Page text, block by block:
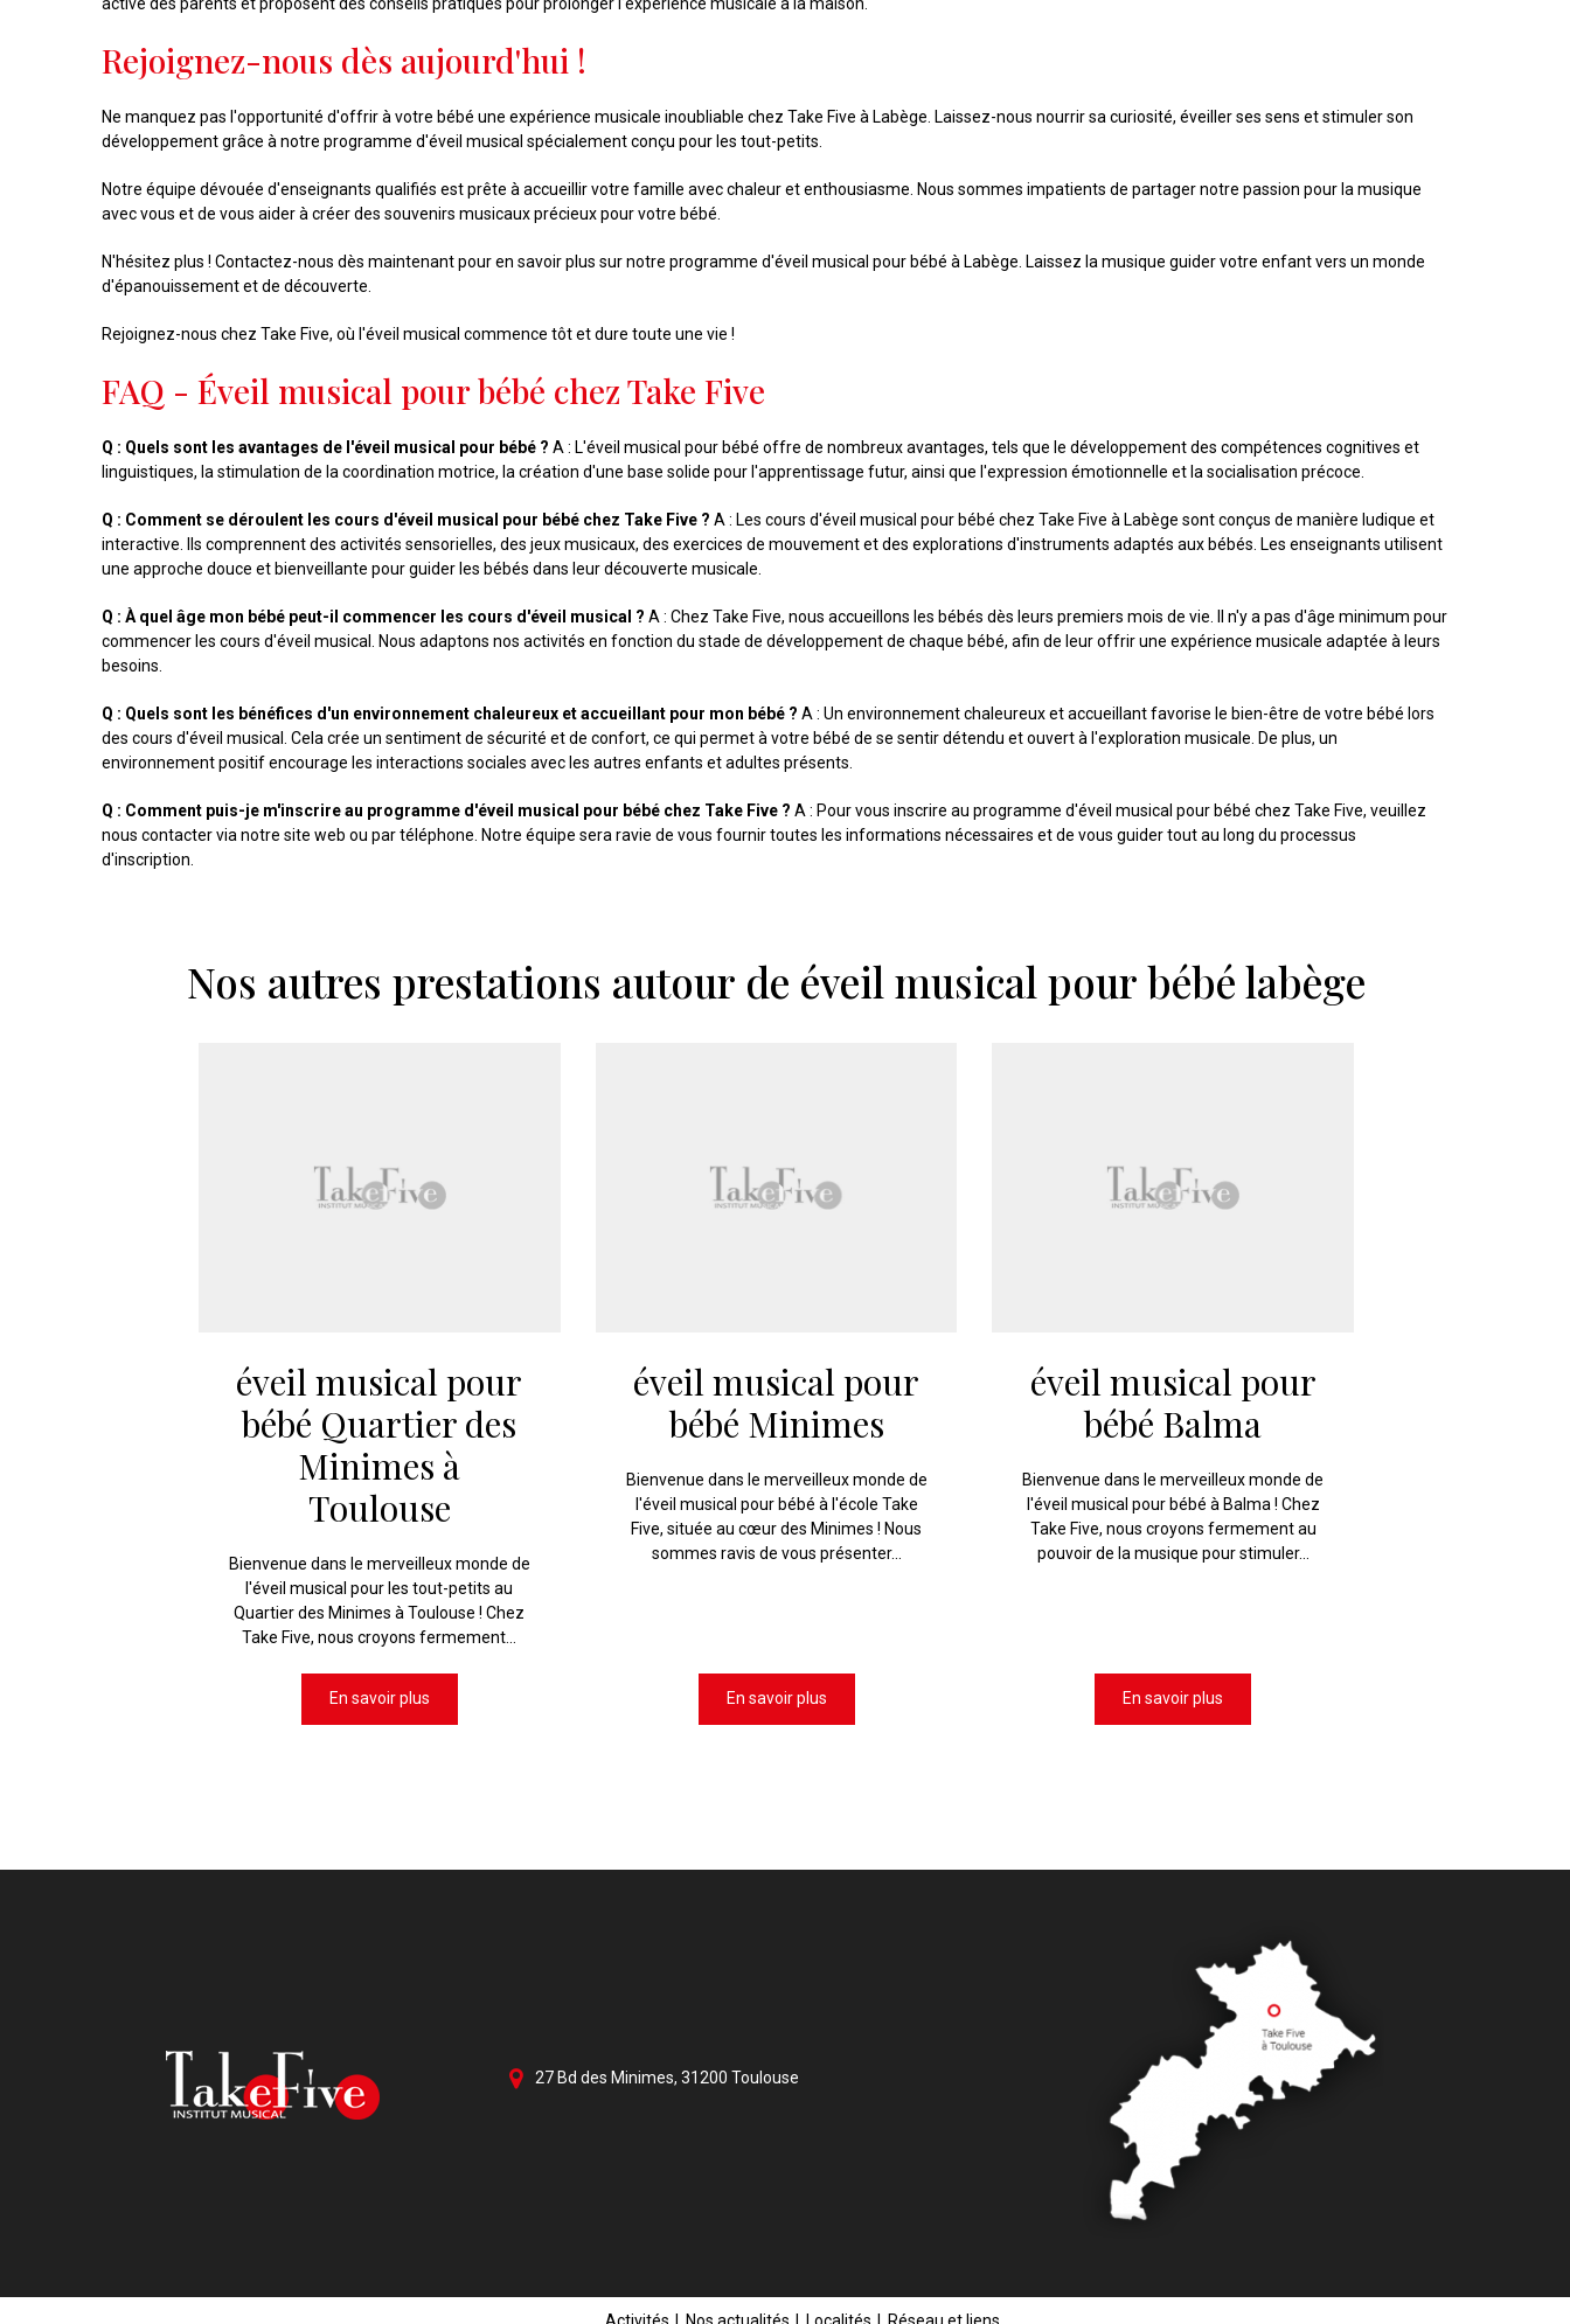
Rejoignez-nous dès aujourd'hui !
Ne manquez pas l'opportunité d'offrir à votre bébé une expérience musicale inoubliable chez Take Five à Labège. Laissez-nous nourrir sa curiosité, éveiller ses sens et stimuler son
développement grâce à notre programme d'éveil musical spécialement conçu pour les tout-petits.
Notre équipe dévouée d'enseignants qualifiés est prête à accueillir votre famille avec chaleur et enthousiasme. Nous sommes impatients de partager notre passion pour la musique
avec vous et de vous aider à créer des souvenirs musicaux précieux pour votre bébé.
N'hésitez plus ! Contactez-nous dès maintenant pour en savoir plus sur notre programme d'éveil musical pour bébé à Labège. Laissez la musique guider votre enfant vers un monde
d'épanouissement et de découverte.
Rejoignez-nous chez Take Five, où l'éveil musical commence tôt et dure toute une vie !
FAQ - Éveil musical pour bébé chez Take Five
Q : Quels sont les avantages de l'éveil musical pour bébé ? A : L'éveil musical pour bébé offre de nombreux avantages, tels que le développement des compétences cognitives et
linguistiques, la stimulation de la coordination motrice, la création d'une base solide pour l'apprentissage futur, ainsi que l'expression émotionnelle et la socialisation précoce.
Q : Comment se déroulent les cours d'éveil musical pour bébé chez Take Five ? A : Les cours d'éveil musical pour bébé chez Take Five à Labège sont conçus de manière ludique et
interactive. Ils comprennent des activités sensorielles, des jeux musicaux, des exercices de mouvement et des explorations d'instruments adaptés aux bébés. Les enseignants utilisent
une approche douce et bienveillante pour guider les bébés dans leur découverte musicale.
Q : À quel âge mon bébé peut-il commencer les cours d'éveil musical ? A : Chez Take Five, nous accueillons les bébés dès leurs premiers mois de vie. Il n'y a pas d'âge minimum pour
commencer les cours d'éveil musical. Nous adaptons nos activités en fonction du stade de développement de chaque bébé, afin de leur offrir une expérience musicale adaptée à leurs
besoins.
Q : Quels sont les bénéfices d'un environnement chaleureux et accueillant pour mon bébé ? A : Un environnement chaleureux et accueillant favorise le bien-être de votre bébé lors
des cours d'éveil musical. Cela crée un sentiment de sécurité et de confort, ce qui permet à votre bébé de se sentir détendu et ouvert à l'exploration musicale. De plus, un
environnement positif encourage les interactions sociales avec les autres enfants et adultes présents.
Q : Comment puis-je m'inscrire au programme d'éveil musical pour bébé chez Take Five ? A : Pour vous inscrire au programme d'éveil musical pour bébé chez Take Five, veuillez
nous contacter via notre site web ou par téléphone. Notre équipe sera ravie de vous fournir toutes les informations nécessaires et de vous guider tout au long du processus
d'inscription.
Nos autres prestations autour de éveil musical pour bébé labège
éveil musical pour
bébé Quartier des
Minimes à
Toulouse
Bienvenue dans le merveilleux monde de
l'éveil musical pour les tout-petits au
Quartier des Minimes à Toulouse ! Chez
Take Five, nous croyons fermement...
En savoir plus
éveil musical pour
bébé Minimes
Bienvenue dans le merveilleux monde de
l'éveil musical pour bébé à l'école Take
Five, située au cœur des Minimes ! Nous
sommes ravis de vous présenter...
En savoir plus
éveil musical pour
bébé Balma
Bienvenue dans le merveilleux monde de
l'éveil musical pour bébé à Balma ! Chez
Take Five, nous croyons fermement au
pouvoir de la musique pour stimuler...
En savoir plus
27 Bd des Minimes, 31200 Toulouse
Activités Nos actualités Localités Réseau et liens